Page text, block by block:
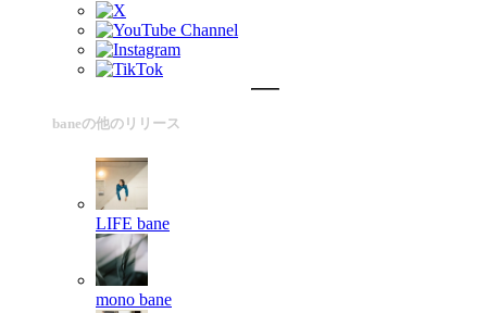
baneの他のリリース
LIFE bane
mono bane